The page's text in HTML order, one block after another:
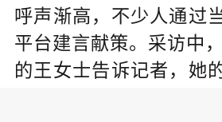
呼声渐高，不少人通过
平台建言献策。采访中
的王女士告诉记者，她